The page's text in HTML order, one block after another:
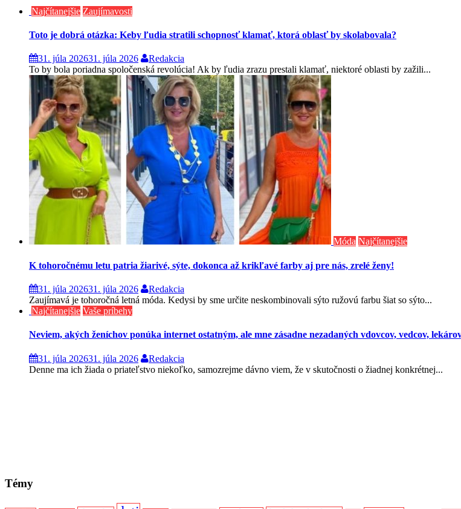
Najčítanejšie Zaujímavosti
Toto je dobrá otázka: Keby ľudia stratili schopnosť klamať, ktorá oblasť by skolabovala?
31. júla 202631. júla 2026
Redakcia
To by bola poriadna spoločenská revolúcia! Ak by ľudia zrazu prestali klamať, niektoré oblasti by zažili...
Móda Najčítanejšie
K tohoročnému letu patria žiarivé, sýte, dokonca až krikľavé farby aj pre nás, zrelé ženy!
31. júla 202631. júla 2026
Redakcia
Zaujímavá je tohoročná letná móda. Kedysi by sme určite neskombinovali sýto ružovú farbu šiat so sýto...
Najčítanejšie Vaše príbehy
Neviem, akých ženíchov ponúka internet ostatným, ale mne zásadne nezadaných vdovcov, vedcov,
31. júla 202631. júla 2026
Redakcia
Denne ma ich žiada o priateľstvo niekoľko, samozrejme dávno viem, že v skutočnosti o žiadnej konkrétnej...
Témy